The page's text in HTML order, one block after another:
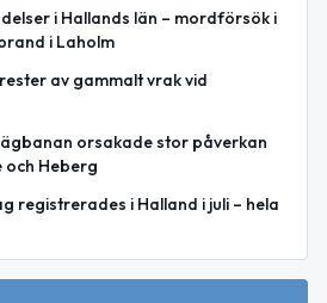
i Hallands län – mordförsök i
i Laholm
av gammalt vrak vid
orsakade stor påverkan
och Heberg
registrerades i Halland i juli – hela